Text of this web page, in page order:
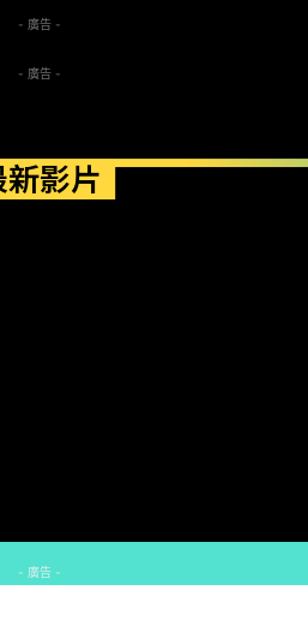
- 廣告 -
- 廣告 -
新影片
- 廣告 -